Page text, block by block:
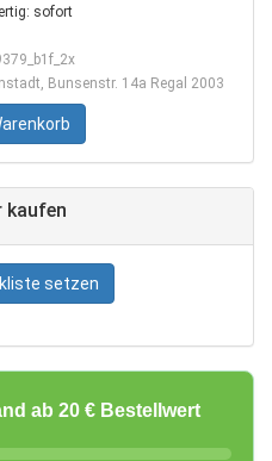
sofort
Bunsenstr. 14a Regal 2003
kaufen
setzen
ab 20 € Bestellwert